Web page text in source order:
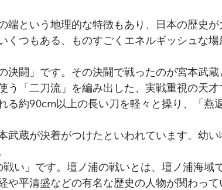
端という地理的な特徴もあり、日本の歴史
くつもある、ものすごくエネルギッシュな場
決闘」です。その決闘で戦ったのが宮本武
う「二刀流」を編み出した、実戦重視の天
る約90cm以上の長い刀を軽々と操り、「燕
武蔵が決着がつけたといわれています。幼
い」です。壇ノ浦の戦いとは、壇ノ浦海域
や平清盛などの有名な歴史の人物が関わっ